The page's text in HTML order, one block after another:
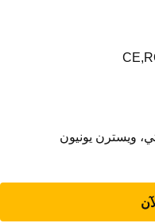
ويسترن يونيون